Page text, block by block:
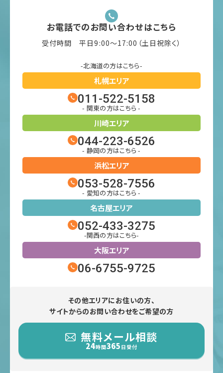
お電話でのお問い合わせはこちら
受付時間 平日9:00〜17:00（土日祝除く）
-北海道の方はこちら-
札幌エリア
011-522-5158
- 関東の方はこちら -
川崎エリア
044-223-6526
- 静岡の方はこちら -
浜松エリア
053-528-7556
- 愛知の方はこちら -
名古屋エリア
052-433-3275
-関西の方はこちら-
大阪エリア
06-6755-9725
その他エリアにお住いの方、
サイトからのお問い合わせをご希望の方
無料メール相談
24時間365 日受付